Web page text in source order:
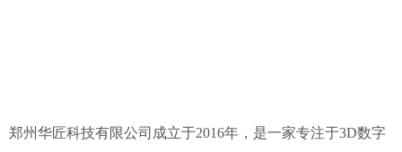
郑州华匠科技有限公司成立于2016年，是一家专注于3D数字